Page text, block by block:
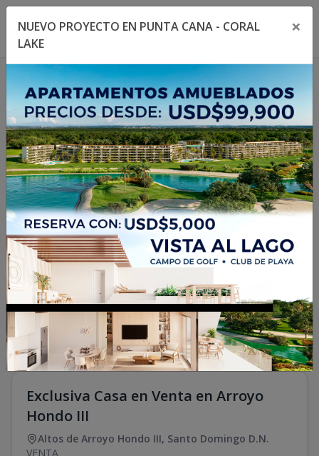
Toggle navigation menu
1/11
Exclusiva Casa en Venta en Arroyo
Hondo III
Altos de Arroyo Hondo III, Santo Domingo D.N.
VENTA
NUEVO PROYECTO EN PUNTA CANA - CORAL
LAKE
×